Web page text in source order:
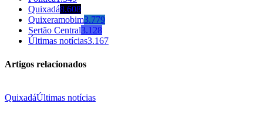
Quixadá8.608
Quixeramobim3.779
Sertão Central3.128
Últimas notícias3.167
Artigos relacionados
QuixadáÚltimas notícias